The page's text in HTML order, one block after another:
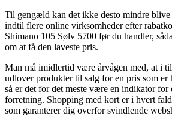
Til gengæld kan det ikke desto mindre blive
indtil flere online virksomheder efter
Shimano 105 Sølv 5700 før du handler,
om at få den laveste pris.
Man må imidlertid være årvågen med, at i
udlover produkter til salg for en pris som er
så er det for det meste være en indikator for
forretning. Shopping med kort er i hvert
som garanterer dig overfor svindlende